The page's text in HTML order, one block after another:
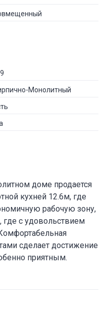
Монолитный
доме продается
кухней 12.6м, где
рабочую зону,
где с удовольствием
сделает достижение
приятным.